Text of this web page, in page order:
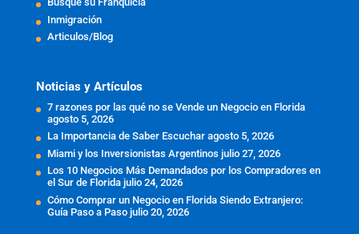
Inmigración
Articulos/Blog
Noticias y Artículos
7 razones por las qué no se Vende un Negocio en Florida
agosto 5, 2026
La Importancia de Saber Escuchar agosto 5, 2026
Miami y los Inversionistas Argentinos julio 27, 2026
Los 10 Negocios Más Demandados por los Compradores en
el Sur de Florida julio 24, 2026
Cómo Comprar un Negocio en Florida Siendo Extranjero:
Guía Paso a Paso julio 20, 2026